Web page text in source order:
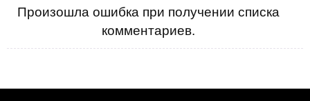
Произошла ошибка при получении списка
комментариев.